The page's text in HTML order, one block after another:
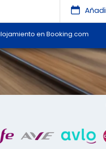
en Booking.com